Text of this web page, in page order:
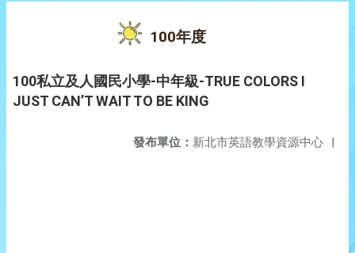
100年度
100私立及人國民小學-中年級-TRUE COLORS I
JUST CAN’T WAIT TO BE KING
發布單位： 新北市英語教學資源中心 |